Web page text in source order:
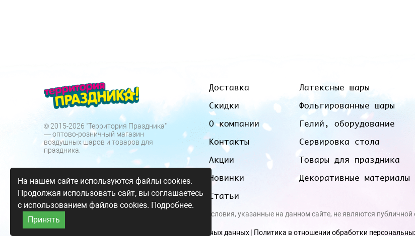
© 2015-2026 "Территория Праздника"
— оптово-розничный магазин
воздушных шаров и товаров для
праздника.
Доставка
Скидки
О компании
Контакты
Акции
Новинки
Статьи
Латексные шары
Фольгированные шары
Гелий, оборудование
Сервировка стола
Товары для праздника
Декоративные материалы
Все цены и условия, указанные на данном сайте, не являются публичной
Согласие на обработку персональных данных| Политика в отношении обработки
На нашем сайте используются файлы cookies.
Продолжая использовать сайт, вы соглашаетесь
с использованием файлов cookies. Подробнее.
Принять